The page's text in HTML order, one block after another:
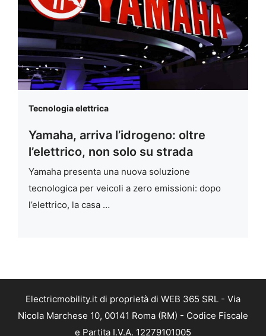
Tecnologia elettrica
Yamaha, arriva l’idrogeno: oltre
l’elettrico, non solo su strada
Yamaha presenta una nuova soluzione
tecnologica per veicoli a zero emissioni: dopo
l’elettrico, la casa …
Electricmobility.it di proprietà di WEB 365 SRL - Via
Nicola Marchese 10, 00141 Roma (RM) - Codice Fiscale
e Partita I.V.A. 12279101005